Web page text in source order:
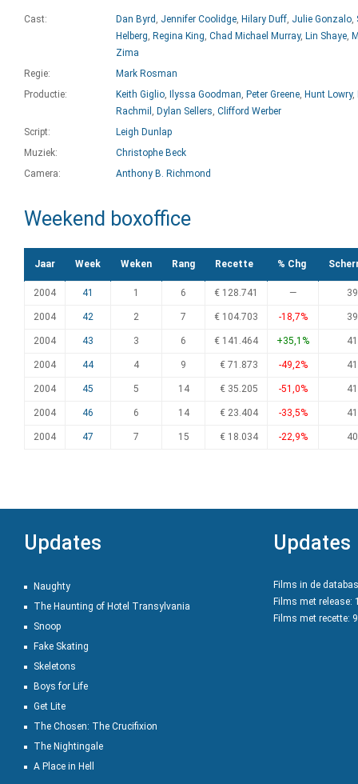
Cast: Dan Byrd , Jennifer Coolidge, Hilary Duff, Julie Gonzalo,
Helberg, Regina King, Chad Michael Murray, Lin Shaye,
Zima
Regie:
Mark Rosman
Productie:
Keith Giglio, Ilyssa Goodman, Peter Greene, Hunt Lowry,
Rachmil , Dylan Sellers, Clifford Werber
Script:
Leigh Dunlap
Muziek:
Christophe Beck
Camera:
Anthony B. Richmond
Weekend boxoffice
Jaar Week Weken Rang Recette % Chg
2004 41 1 6 € 128.741 — 39
2004 42 2 7 € 104.703 -18,7% 39
2004 43 3 6 € 141.464 +35,1% 41
2004 44 4 9 € 71.873 -49,2% 41
2004 45 5 14 € 35.205 -51,0% 41
2004 46 6 14 € 23.404 -33,5% 41
2004 47 7 15 € 18.034 -22,9% 40
Updates
Naughty
The Haunting of Hotel Transylvania
Snoop
Fake Skating
Skeletons
Boys for Life
Get Lite
The Chosen: The Crucifixion
The Nightingale
A Place in Hell
Updates
Films in de
Films met release:
Films met recette: